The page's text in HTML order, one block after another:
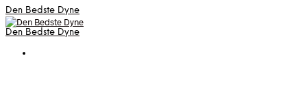
Den Bedste Dyne
Den Bedste Dyne